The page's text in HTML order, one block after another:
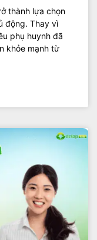
thành lựa chọn
động. Thay vì
phụ huynh đã
khỏe mạnh từ